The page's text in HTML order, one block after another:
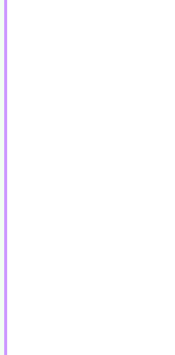
THƯ VIỆN HỌC LIỆU